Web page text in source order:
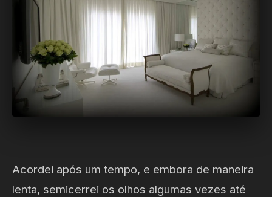
Acordei após um tempo, e embora de maneira
lenta, semicerrei os olhos algumas vezes até